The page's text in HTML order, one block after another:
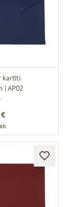
kartīti
| AP02